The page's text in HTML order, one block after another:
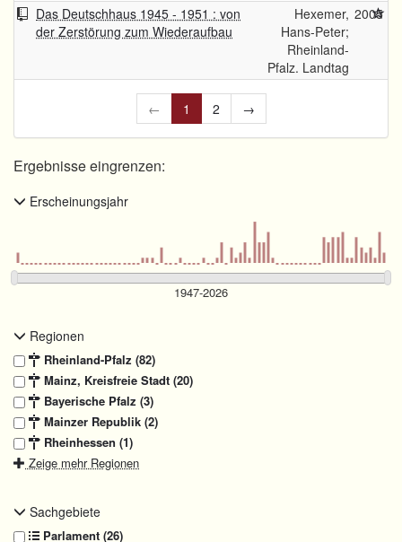
Das Deutschhaus 1945 - 1951 : von
der Zerstörung zum Wiederaufbau
Hexemer,
Hans-Peter;
Rheinland-
Pfalz. Landtag
2005
← 1 2 →
Ergebnisse eingrenzen:
Erscheinungsjahr
Regionen
Rheinland-Pfalz (82)
Mainz, Kreisfreie Stadt (20)
Bayerische Pfalz (3)
Mainzer Republik (2)
Rheinhessen (1)
Zeige mehr Regionen
Sachgebiete
Parlament (26)